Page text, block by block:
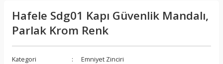
Hafele Sdg01 Kapı Güvenlik Mandalı,
Parlak Krom Renk
Kategori
Emniyet Zinciri